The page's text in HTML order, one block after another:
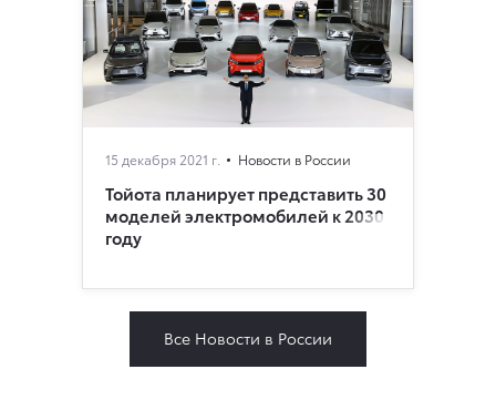
15 декабря 2021 г. Новости в России
Тойота планирует представить 30
моделей электромобилей к 2030
году
Все Новости в России